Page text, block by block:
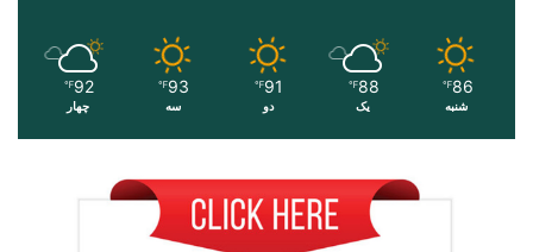
86
℉
شنبه
88
℉
یک
91
℉
دو
93
℉
سه
92
℉
چهار